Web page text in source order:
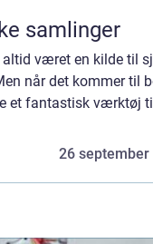
samlinger
været en kilde til
når det kommer til
et fantastisk værktøj
26 september